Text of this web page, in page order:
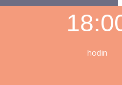
hodin